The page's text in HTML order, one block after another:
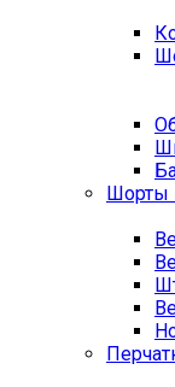
Шорты